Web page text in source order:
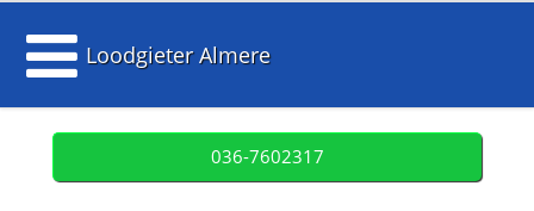
Loodgieter Almere
036-7602317